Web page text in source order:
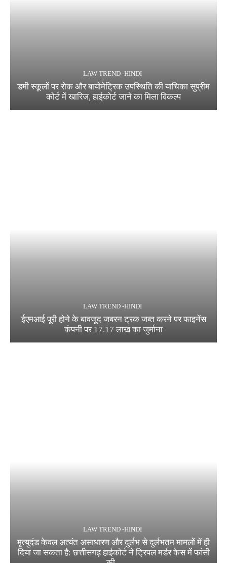
LAW TREND -HINDI
डमी स्कूलों पर रोक और बायोमेट्रिक उपस्थिति की याचिका सुप्रीम
कोर्ट में खारिज, हाईकोर्ट जाने का मिला विकल्प
LAW TREND -HINDI
ईएमआई पूरी होने के बावजूद जबरन ट्रक जब्त करने पर फाइनेंस
कंपनी पर 17.17 लाख का जुर्माना
LAW TREND -HINDI
मृत्युदंड केवल अत्यंत असाधारण और दुर्लभ से दुर्लभतम मामलों में ही
दिया जा सकता है: छत्तीसगढ़ हाईकोर्ट ने ट्रिपल मर्डर केस में फांसी